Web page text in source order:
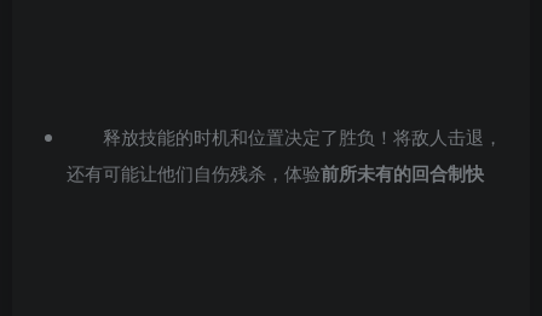
释放技能的时机和位置决定了胜负！将敌人击退，
还有可能让他们自伤残杀，体验前所未有的回合制快